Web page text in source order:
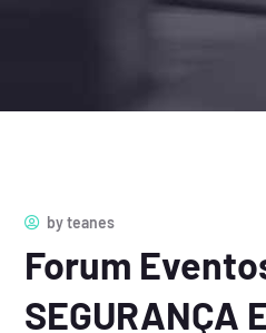
byteanes
Forum
SEGURANÇA